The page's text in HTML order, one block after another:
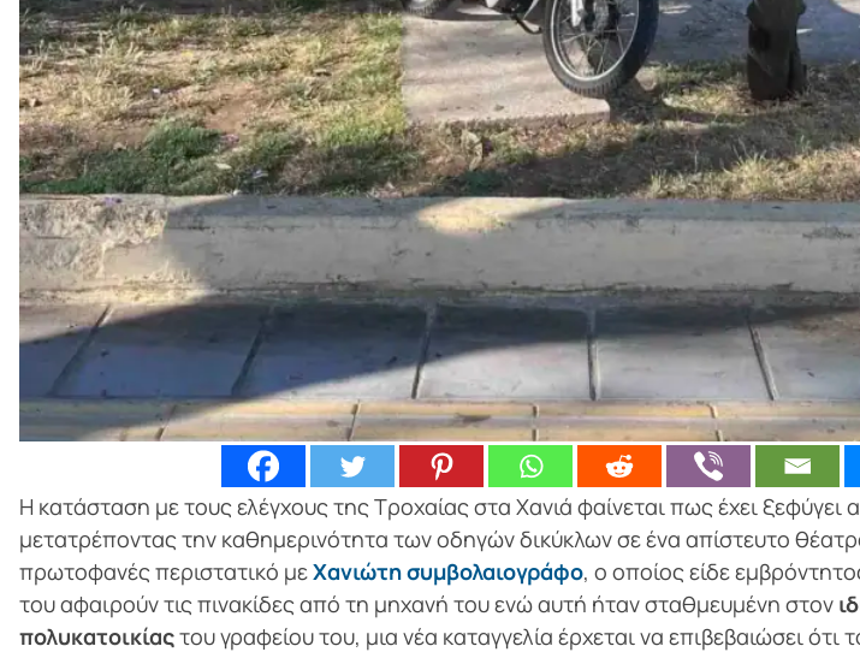
Η κατάσταση με τους ελέγχους της Τροχαίας στα Χανιά φαίνεται πως έχει ξεφύγει
μετατρέποντας την καθημερινότητα των οδηγών δικύκλων σε ένα απίστευτο
πρωτοφανές περιστατικό μεΧανιώτη συμβολαιογράφο, ο οποίος είδε
του αφαιρούν τις πινακίδες από τη μηχανή του ενώ αυτή ήταν σταθμευμένη στον
πολυκατοικίαςτου γραφείου του, μια νέα καταγγελία έρχεται να επιβεβαιώσει ότι